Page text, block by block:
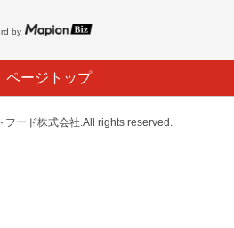
by
ページトップ
ード株式会社.All rights reserved.